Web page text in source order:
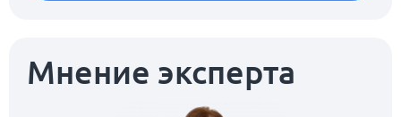
Мнение эксперта